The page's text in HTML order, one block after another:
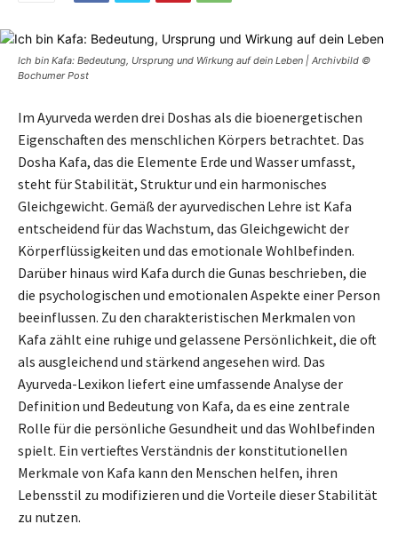
Ich bin Kafa: Bedeutung, Ursprung und Wirkung auf dein Leben | Archivbild ©
Bochumer Post
Im Ayurveda werden drei Doshas als die bioenergetischen
Eigenschaften des menschlichen Körpers betrachtet. Das
Dosha Kafa, das die Elemente Erde und Wasser umfasst,
steht für Stabilität, Struktur und ein harmonisches
Gleichgewicht. Gemäß der ayurvedischen Lehre ist Kafa
entscheidend für das Wachstum, das Gleichgewicht der
Körperflüssigkeiten und das emotionale Wohlbefinden.
Darüber hinaus wird Kafa durch die Gunas beschrieben, die
die psychologischen und emotionalen Aspekte einer Person
beeinflussen. Zu den charakteristischen Merkmalen von
Kafa zählt eine ruhige und gelassene Persönlichkeit, die oft
als ausgleichend und stärkend angesehen wird. Das
Ayurveda-Lexikon liefert eine umfassende Analyse der
Definition und Bedeutung von Kafa, da es eine zentrale
Rolle für die persönliche Gesundheit und das Wohlbefinden
spielt. Ein vertieftes Verständnis der konstitutionellen
Merkmale von Kafa kann den Menschen helfen, ihren
Lebensstil zu modifizieren und die Vorteile dieser Stabilität
zu nutzen.